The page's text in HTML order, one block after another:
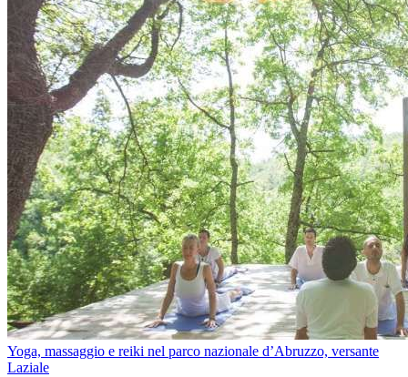
Yoga, massaggio e reiki nel parco nazionale d’Abruzzo, versante
Laziale